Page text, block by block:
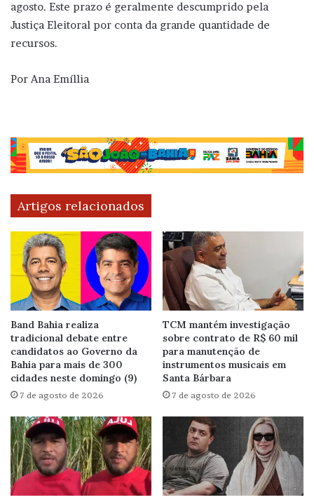
agosto. Este prazo é geralmente descumprido pela
Justiça Eleitoral por conta da grande quantidade de
recursos.
Por Ana Emíllia
Artigos relacionados
Band Bahia realiza
tradicional debate entre
candidatos ao Governo da
Bahia para mais de 300
cidades neste domingo (9)
7 de agosto de 2026
TCM mantém investigação
sobre contrato de R$ 60 mil
para manutenção de
instrumentos musicais em
Santa Bárbara
7 de agosto de 2026